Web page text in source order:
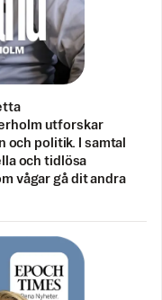
utforskar
politik. I samtal
och tidlösa
vågar gå dit andra